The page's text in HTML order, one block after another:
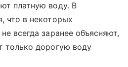
платную воду. В
что в некоторых
всегда заранее объясняют,
только дорогую воду